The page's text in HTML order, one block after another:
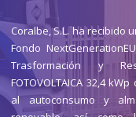
Coralbe, S.L. ha recibido
Fondo
Trasformación y
FOTOVOLTAICA 32,4
al autoconsumo y